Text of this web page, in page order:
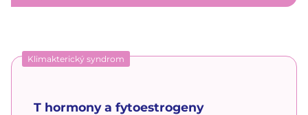
Klimakterický syndrom
T hormony a fytoestrogeny